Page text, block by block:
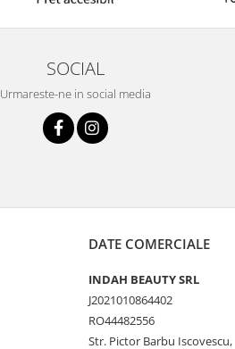
SOCIAL
Urmareste-ne in social media
DATE COMERCIALE
INDAH BEAUTY SRL
J2021010864402
RO44482556
Str. Pictor Barbu Iscovescu,